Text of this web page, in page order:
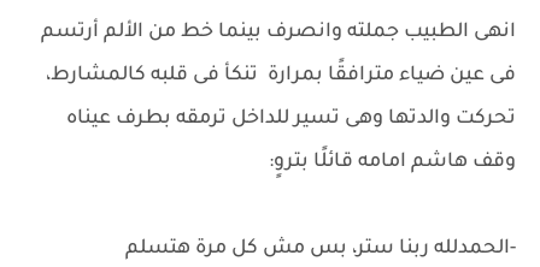
انهى الطبيب جملته وانصرف بينما خط من الألم أرتسم
فى عين ضياء مترافقًا بمرارة تنكأ فى قلبه كالمشارط،
تحركت والدتها وهى تسير للداخل ترمقه بطرف عيناه
وقف هاشم امامه قائلًا بتروٍ:
-الحمدلله ربنا ستر، بس مش كل مرة هتسلم